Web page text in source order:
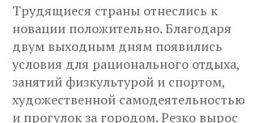
Трудящиеся страны отнеслись к
новации положительно. Благодаря
двум выходным дням появились
условия для рационального отдыха,
занятий физкультурой и спортом,
художественной самодеятельностью
и прогулок за городом. Резко вырос